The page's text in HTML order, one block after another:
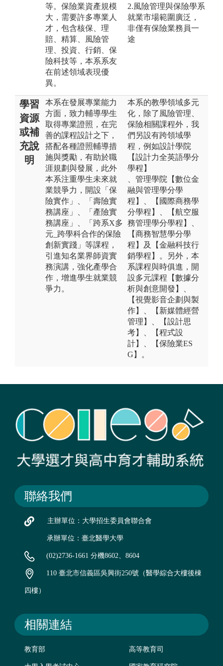
等。保險業資產規模
大，需要許多專業人
才，包含核保、理
賠、精算、風險管
理、投資、行銷、保
險科技等，本系系友
在前述領域表現優
異。
2.風險管理與保險學系
就業市場範圍廣泛，
非僅有保險業務員一
途
學習
資源
或補
充說
明
本系在發展專業能力
方面，致力輔導學生
取得專業證照，在完
善的課程設計之下，
搭配各種證照輔導措
施與獎勵，有助於職
涯規劃與發展，此外
本系注重學生未來就
業競爭力，開設「保
險實作」、「壽險實
務講座」、「產險實
務講座」、「跨系X多
元_跨學科合作的保險
創新實踐」等課程，
引進知名業界師資實
務演講，強化產學合
作，增進學生就業競
爭力。
本系的教學領域多元
化，除了風險管理、
保險相關課程外，我
們另設有跨領域學
程，例如設計學院
【設計力全英語學分
學程】
、管理學院【數位金
融與管理學分學
程】、【國際商務學
分學程】、【航空服
務管理學分學程】、
【商務智慧學分學
程】及【金融科技行
銷學程】。另外，本
系課程與時俱進，開
設多元課程【數據分
析與創意開發】、
【視覺影音企劃與製
作】、【新媒體經營
管理】、【設計思
考】、【程式設
計】、【保險業ES
G】。
聯絡我們
主辦單位：大學招生委員會聯合會
承辦單位：臺北醫學大學
(02)2736-1661 分機8602、8604
110 臺北市信義區吳興街250號（醫學綜合大樓後棟
四樓）
相關連結
教育部 高等教育司